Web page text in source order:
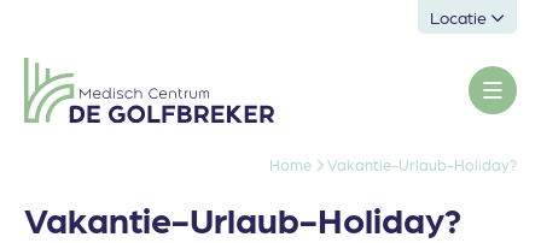
Locatie
Home Vakantie-Urlaub-Holiday?
Vakantie-Urlaub-Holiday?